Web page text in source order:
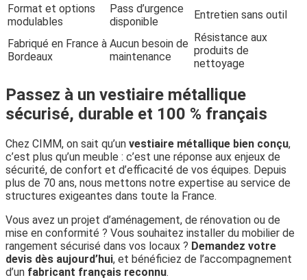
Format et options
modulables
Pass d’urgence
disponible
Entretien sans outil
Fabriqué en France à
Bordeaux
Aucun besoin de
maintenance
Résistance aux
produits de
nettoyage
Passez à un vestiaire métallique
sécurisé, durable et 100 % français
Chez CIMM, on sait qu’un vestiaire métallique bien conçu,
c’est plus qu’un meuble : c’est une réponse aux enjeux de
sécurité, de confort et d’efficacité de vos équipes. Depuis
plus de 70 ans, nous mettons notre expertise au service de
structures exigeantes dans toute la France.
Vous avez un projet d’aménagement, de rénovation ou de
mise en conformité ? Vous souhaitez installer du mobilier de
rangement sécurisé dans vos locaux ? Demandez votre
devis dès aujourd’hui, et bénéficiez de l’accompagnement
d’un fabricant français reconnu.